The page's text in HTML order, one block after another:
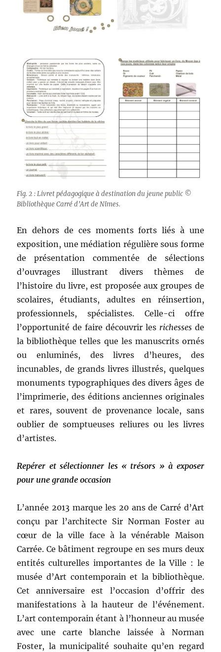
Fig. 2 : Livret pédagogique à destination du jeune public ©
Bibliothèque Carré d’Art de Nîmes.
En dehors de ces moments forts liés à une
exposition, une médiation régulière sous forme
de présentation commentée de sélections
d’ouvrages illustrant divers thèmes de
l’histoire du livre, est proposée aux groupes de
scolaires, étudiants, adultes en réinsertion,
professionnels, spécialistes. Celle-ci offre
l’opportunité de faire découvrir les richessesde
la bibliothèque telles que les manuscrits ornés
ou enluminés, des livres d’heures, des
incunables, de grands livres illustrés, quelques
monuments typographiques des divers âges de
l’imprimerie, des éditions anciennes originales
et rares, souvent de provenance locale, sans
oublier de somptueuses reliures ou les livres
d’artistes.
Repérer et sélectionner les « trésors » à exposer
pour une grande occasion
L’année 2013 marque les 20 ans de Carré d’Art
conçu par l’architecte Sir Norman Foster au
cœur de la ville face à la vénérable Maison
Carrée. Ce bâtiment regroupe en ses murs deux
entités culturelles importantes de la Ville : le
musée d’Art contemporain et la bibliothèque.
Cet anniversaire est l’occasion d’offrir des
manifestations à la hauteur de l’événement.
L’art contemporain étant à l’honneur au musée
avec une carte blanche laissée à Norman
Foster, la municipalité souhaite qu’en regard